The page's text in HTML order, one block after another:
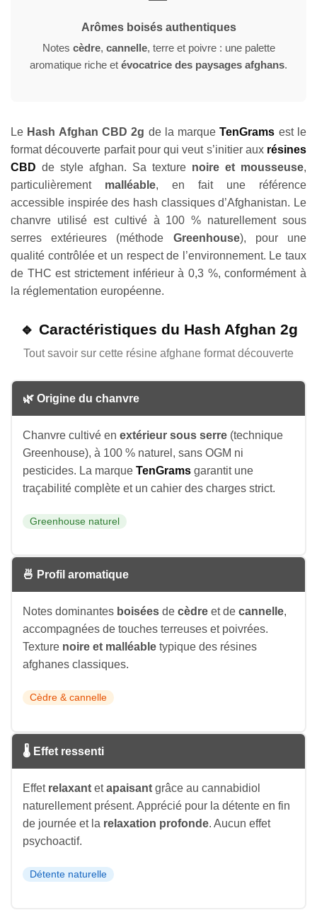
Arômes boisés authentiques
Notes cèdre, cannelle, terre et poivre : une palette
aromatique riche et évocatrice des paysages afghans.
Le Hash Afghan CBD 2g de la marqueTenGrams est le
format découverte parfait pour qui veut s’initier aux résines
CBD de style afghan. Sa texture noire et mousseuse,
particulièrement malléable, en fait une référence
accessible inspirée des hash classiques d’Afghanistan. Le
chanvre utilisé est cultivé à 100 % naturellement sous
serres extérieures (méthode Greenhouse), pour une
qualité contrôlée et un respect de l’environnement. Le taux
de THC est strictement inférieur à 0,3 %, conformément à
la réglementation européenne.
🔹 Caractéristiques du Hash Afghan 2g
Tout savoir sur cette résine afghane format découverte
🌿 Origine du chanvre
Chanvre cultivé en extérieur sous serre (technique
Greenhouse), à 100 % naturel, sans OGM ni
pesticides. La marque TenGrams garantit une
traçabilité complète et un cahier des charges strict.
Greenhouse naturel
🍜 Profil aromatique
Notes dominantes boisées de cèdre et de cannelle,
accompagnées de touches terreuses et poivrées.
Texture noire et malléable typique des résines
afghanes classiques.
Cèdre & cannelle
🌡 Effet ressenti
Effet relaxant etapaisant grâce au cannabidiol
naturellement présent. Apprécié pour la détente en fin
de journée et la relaxation profonde. Aucun effet
psychoactif.
Détente naturelle